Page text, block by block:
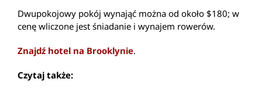
Dwupokojowy pokój wynająć można od około $180; w
cenę wliczone jest śniadanie i wynajem rowerów.
Znajdź hotel na Brooklynie.
Czytaj także: